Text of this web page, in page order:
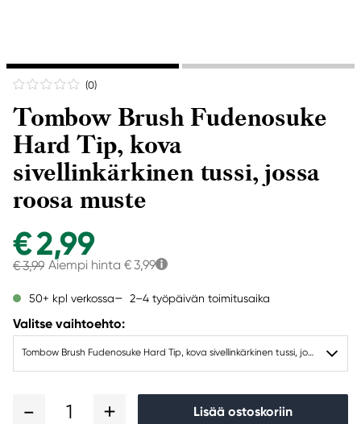
(0)
Tombow Brush Fudenosuke
Hard Tip, kova
sivellinkärkinen tussi, jossa
roosa muste
€ 2,99
€ 3,99 Aiempi hinta € 3,99
50+ kpl verkossa 2–4 työpäivän toimitusaika
Valitse vaihtoehto:
Tombow Brush Fudenosuke Hard Tip, kova sivellinkärkinen tussi, jossa roosa muste
1 Lisää ostoskoriin